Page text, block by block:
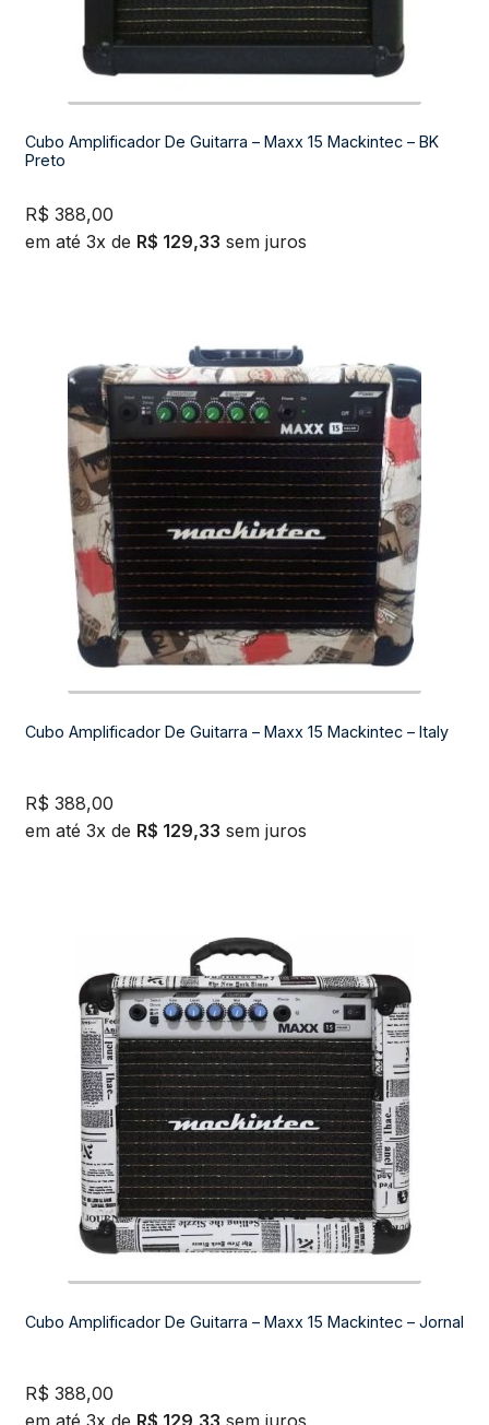
Cubo Amplificador De Guitarra – Maxx 15 Mackintec – BK
Preto
R$ 388,00
em até 3x de R$ 129,33 sem juros
Cubo Amplificador De Guitarra – Maxx 15 Mackintec – Italy
R$ 388,00
em até 3x de R$ 129,33 sem juros
Cubo Amplificador De Guitarra – Maxx 15 Mackintec – Jornal
R$ 388,00